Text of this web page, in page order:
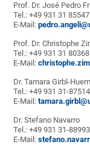
Prof. Dr. José Pedro
Tel.: +49 931 31 85547
E-Mail:
Prof. Dr. Christophe
Tel.: +49 931 31 80368
E-Mail:
Dr. Tamara Girbl-
Tel.: +49 931 31-87514
E-Mail:
Dr. Stefano Navarro
Tel.: +49 931 31-88993
E-Mail: